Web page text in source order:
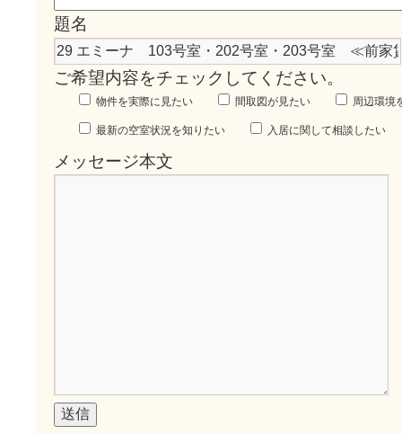
題名
ご希望内容をチェックしてください。
物件を実際に見たい 間取図が見たい 周辺環境
最新の空室状況を知りたい 入居に関して相談したい
メッセージ本文